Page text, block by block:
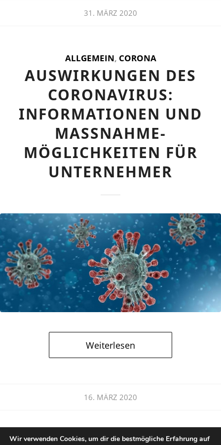
31. MÄRZ 2020
ALLGEMEIN, CORONA
AUSWIRKUNGEN DES
CORONAVIRUS:
INFORMATIONEN UND
MASSNAHME-M
ÖGLICHKEITEN FÜR U
NTERNEHMER
Weiterlesen
16. MÄRZ 2020
Wir verwenden Cookies, um dir die bestmögliche Erfahrung auf